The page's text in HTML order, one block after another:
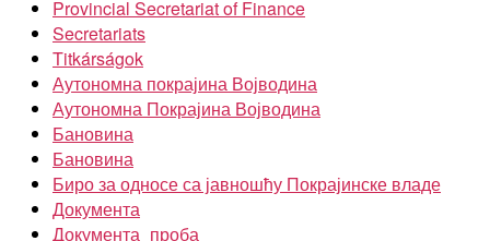
Provincial Secretariat of Finance
Secretariats
Titkárságok
Аутономна покрајина Војводина
Аутономна Покрајина Војводина
Бановина
Бановина
Биро за односе са јавношћу Покрајинске владе
Документа
Документа_проба